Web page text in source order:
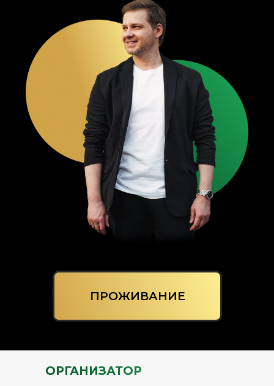
5 ДЕНЬ:
СПА ДЕНЬ
С 11:00 НАЧНУТСЯ ПАРЕНИЯ В SPA
6 ДЕНЬ:
СВОБОДНЫЙ ДЕНЬ
(ВЫЕЗД ДО 12:00)
ВИП-ДЕНЬ С РАЗБОРАМИ
С 10:00 ДО 17:00
ПРОЖИВАНИЕ
ОРГАНИЗАТОР